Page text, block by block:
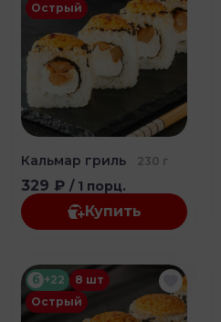
Острый
Кальмар гриль 230 г
329 ₽ / 1 порц.
Купить
б +22
8 шт
Острый